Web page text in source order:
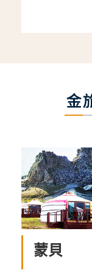
金
蒙貝